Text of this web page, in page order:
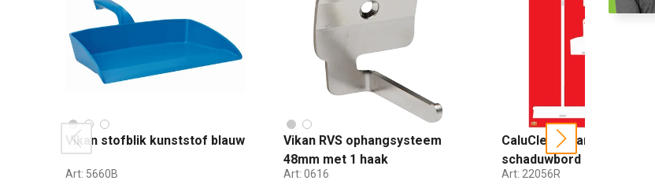
Vikan stofblik kunststof blauw
Art: 5660B
Vikan RVS ophangsysteem
48mm met 1 haak
Art: 0616
CaluClean standaard
schaduwbord 128x175cm
rood
Art: 22056R
prev next